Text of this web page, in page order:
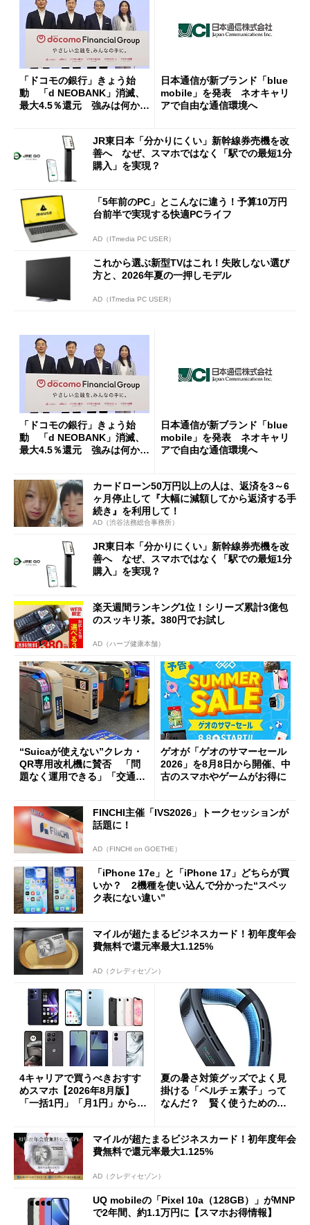
「ドコモの銀行」きょう始
動 「d NEOBANK」消滅、
最大4.5％還元 強みは何か解
日本通信が新ブランド「blue
mobile」を発表 ネオキャリ
アで自由な通信環境へ
JR東日本「分かりにくい」新幹線券売機を改
善へ なぜ、スマホではなく「駅での最短1分
購入」を実現？
「5年前のPC」とこんなに違う！予算10万円
台前半で実現する快適PCライフ
AD（ITmedia PC USER）
これから選ぶ新型TVはこれ！失敗しない選び
方と、2026年夏の一押しモデル
AD（ITmedia PC USER）
「ドコモの銀行」きょう始
動 「d NEOBANK」消滅、
最大4.5％還元 強みは何か解
日本通信が新ブランド「blue
mobile」を発表 ネオキャリ
アで自由な通信環境へ
カードローン50万円以上の人は、返済を3～6
ヶ月停止して『大幅に減額してから返済する手
続き』を利用して！
AD（渋谷法務総合事務所）
JR東日本「分かりにくい」新幹線券売機を改
善へ なぜ、スマホではなく「駅での最短1分
購入」を実現？
楽天週間ランキング1位！シリーズ累計3億包
のスッキリ茶。380円でお試し
AD（ハーブ健康本舗）
“Suicaが使えない”クレカ・
QR専用改札機に賛否 「問
題なく運用できる」「交通系I
ゲオが「ゲオのサマーセール
2026」を8月8日から開催、中
古のスマホやゲームがお得に
FINCHI主催「IVS2026」トークセッションが
話題に！
AD（FINCHI on GOETHE）
「iPhone 17e」と「iPhone 17」どちらが買
いか？ 2機種を使い込んで分かった“スペッ
ク表にない違い”
マイルが超たまるビジネスカード！初年度年会
費無料で還元率最大1.125%
AD（クレディセゾン）
4キャリアで買うべきおすす
めスマホ【2026年8月版】
「一括1円」「月1円」からお
夏の暑さ対策グッズでよく見
掛ける「ペルチェ素子」って
なんだ？ 賢く使うための注
マイルが超たまるビジネスカード！初年度年会
費無料で還元率最大1.125%
AD（クレディセゾン）
UQ mobileの「Pixel 10a（128GB）」がMNP
で2年間、約1.1万円に【スマホお得情報】